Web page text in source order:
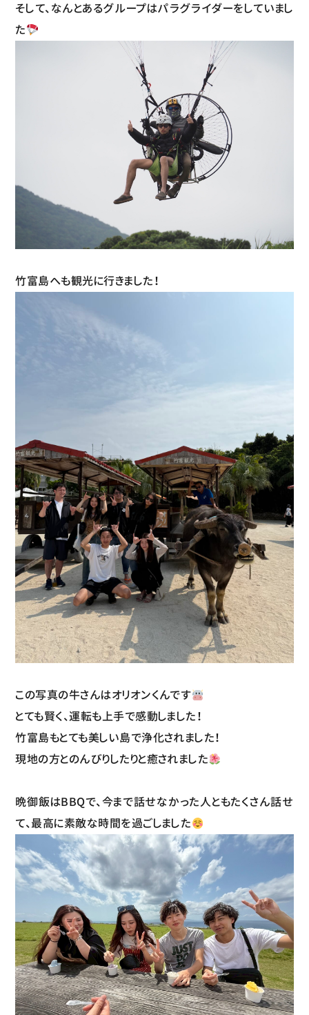
そして、なんとあるグループはパラグライダーをしていまし
た
竹富島へも観光に行きました！
この写真の牛さんはオリオンくんです
とても賢く、運転も上手で感動しました！
竹富島もとても美しい島で浄化されました！
現地の方とのんびりしたりと癒されました
晩御飯はBBQで、今まで話せなかった人ともたくさん話せ
て、最高に素敵な時間を過ごしました